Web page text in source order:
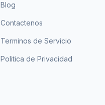
Blog
Contactenos
Terminos de Servicio
Politica de Privacidad